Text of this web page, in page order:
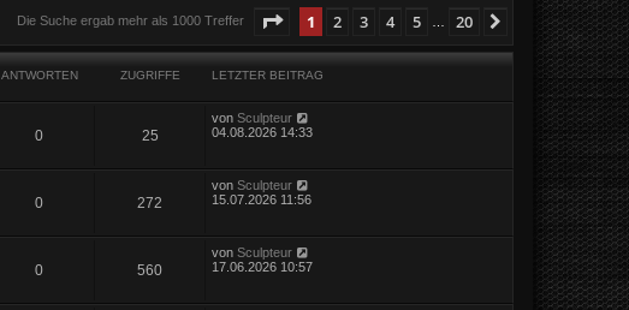
Die Suche ergab mehr als 1000 Treffer Seite von20
1 2 3 4 5 20 Nächste
ANTWORTEN ZUGRIFFE LETZTER BEITRAG
0 25
von Sculpteur
04.08.2026 14:33
0 272
von Sculpteur
15.07.2026 11:56
0 560
von Sculpteur
17.06.2026 10:57